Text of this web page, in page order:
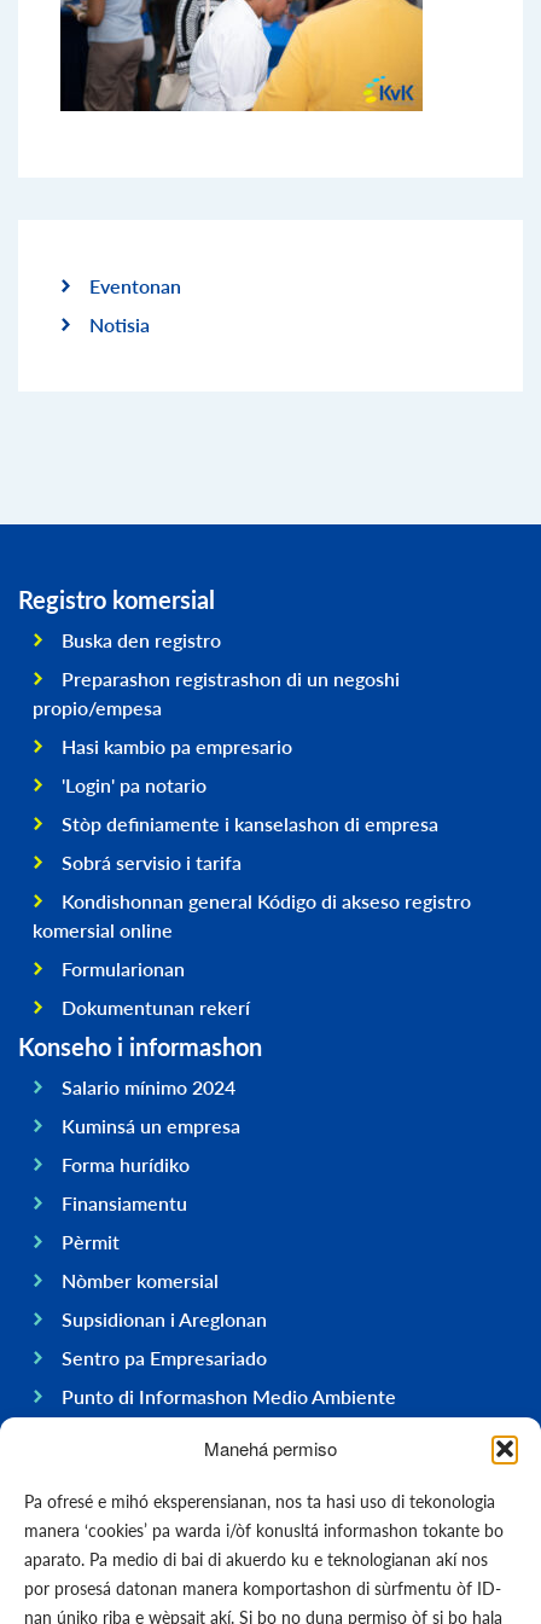
Manehá permiso
Pa ofresé e mihó eksperensianan, nos ta hasi uso di tekonologia
manera ‘cookies’ pa warda i/òf konusltá informashon tokante bo
aparato. Pa medio di bai di akuerdo ku e teknologianan akí nos
por prosesá datonan manera komportashon di sùrfmentu òf ID-
nan úniko riba e wèpsait akí. Si bo no duna permiso òf si bo hala
Eventonan
Notisia
Registro komersial
Buska den registro
Preparashon registrashon di un negoshi
propio/empesa
Hasi kambio pa empresario
'Login' pa notario
Stòp definiamente i kanselashon di empresa
Sobrá servisio i tarifa
Kondishonnan general Kódigo di akseso registro
komersial online
Formularionan
Dokumentunan rekerí
Konseho i informashon
Salario mínimo 2024
Kuminsá un empresa
Forma hurídiko
Finansiamentu
Pèrmit
Nòmber komersial
Supsidionan i Areglonan
Sentro pa Empresariado
Punto di Informashon Medio Ambiente
Hasi negoshi na Boneiru
Ekonomia
Gobièrnu
Infrastruktura